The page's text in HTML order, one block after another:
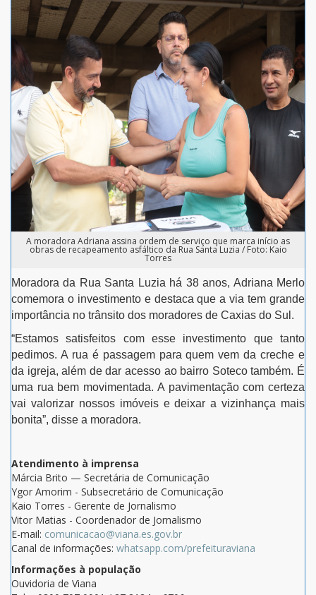
A moradora Adriana assina ordem de serviço que marca início as
obras de recapeamento asfáltico da Rua Santa Luzia / Foto: Kaio
Torres
Moradora da Rua Santa Luzia há 38 anos, Adriana Merlo
comemora o investimento e destaca que a via tem grande
importância no trânsito dos moradores de Caxias do Sul.
“Estamos satisfeitos com esse investimento que tanto
pedimos. A rua é passagem para quem vem da creche e
da igreja, além de dar acesso ao bairro Soteco também. É
uma rua bem movimentada. A pavimentação com certeza
vai valorizar nossos imóveis e deixar a vizinhança mais
bonita”, disse a moradora.
Atendimento à imprensa
Márcia Brito — Secretária de Comunicação
Ygor Amorim - Subsecretário de Comunicação
Kaio Torres - Gerente de Jornalismo
Vitor Matias - Coordenador de Jornalismo
E-mail: comunicacao@viana.es.gov.br
Canal de informações: whatsapp.com/prefeituraviana
Informações à população
Ouvidoria de Viana